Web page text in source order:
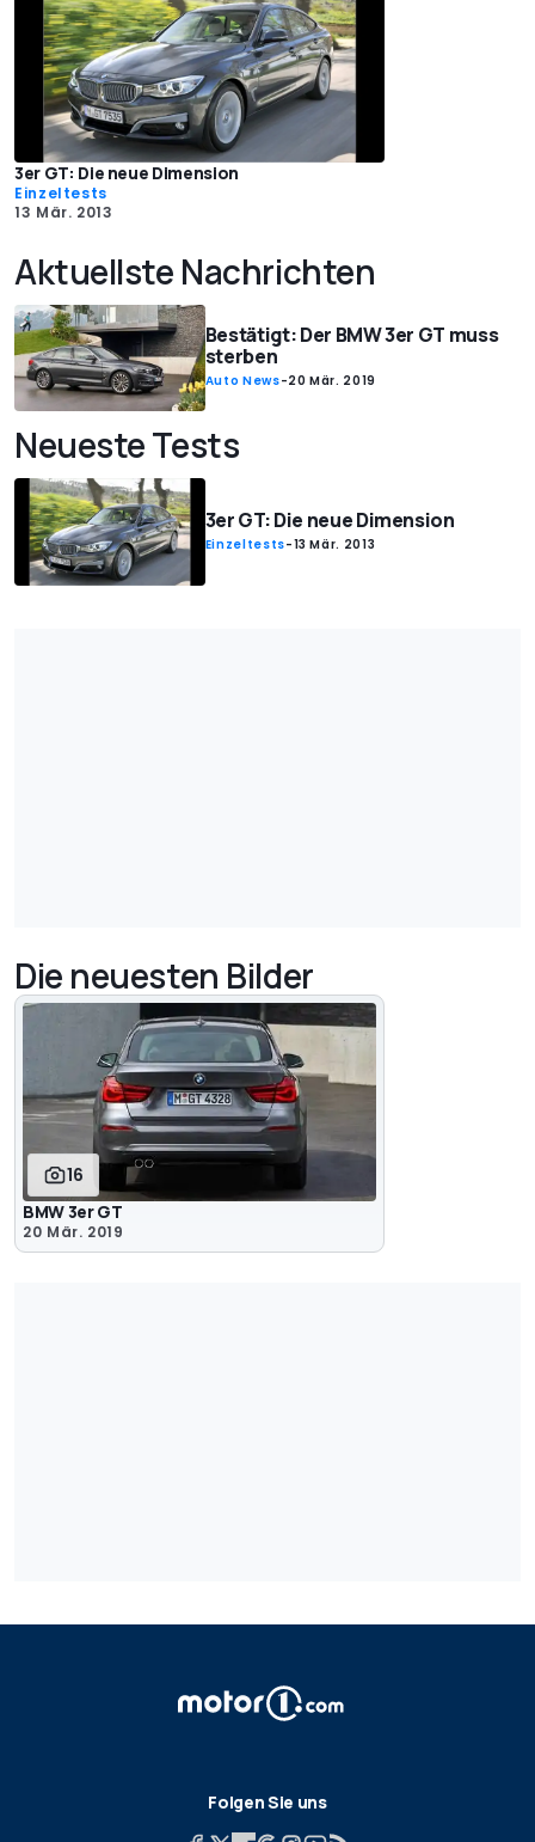
3er GT: Die neue Dimension
Einzeltests
13 Mär. 2013
Aktuellste Nachrichten
Bestätigt: Der BMW 3er GT muss
sterben
Auto News-20 Mär. 2019
Neueste Tests
3er GT: Die neue Dimension
Einzeltests-13 Mär. 2013
Die neuesten Bilder
16
BMW 3er GT
20 Mär. 2019
Folgen Sie uns